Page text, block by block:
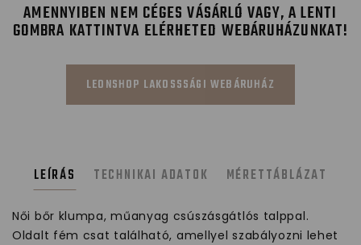
AMENNYIBEN NEM CÉGES VÁSÁRLÓ VAGY, A LENTI
GOMBRA KATTINTVA ELÉRHETED WEBÁRUHÁZUNKAT!
LEONSHOP LAKOSSSÁGI WEBÁRUHÁZ
LEÍRÁS TECHNIKAI ADATOK MÉRETTÁBLÁZAT
Női bőr klumpa, műanyag csúszásgátlós talppal.
Oldalt fém csat található, amellyel szabályozni lehet